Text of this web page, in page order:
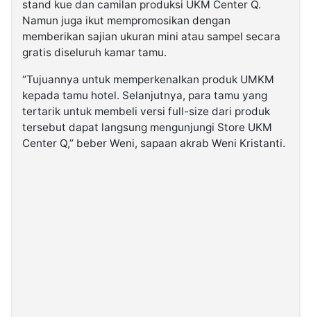
stand kue dan camilan produksi UKM Center Q.
Namun juga ikut mempromosikan dengan
memberikan sajian ukuran mini atau sampel secara
gratis diseluruh kamar tamu.
“Tujuannya untuk memperkenalkan produk UMKM
kepada tamu hotel. Selanjutnya, para tamu yang
tertarik untuk membeli versi full-size dari produk
tersebut dapat langsung mengunjungi Store UKM
Center Q,” beber Weni, sapaan akrab Weni Kristanti.